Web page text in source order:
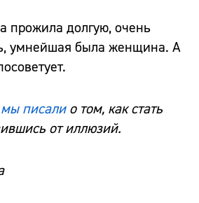
прожила долгую, очень
умнейшая была женщина. А
мы писалио том, как стать
от иллюзий.